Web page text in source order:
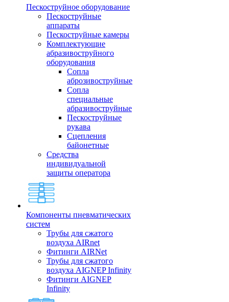
Пескоструйное оборудование
Пескоструйные
аппараты
Пескоструйные камеры
Комплектующие
абразивоструйного
оборудования
Сопла
аброзивоструйные
Сопла
специальные
абразивоструйные
Пескоструйные
рукава
Сцепления
байонетные
Средства
индивидуальной
защиты оператора
Компоненты пневматических
систем
Трубы для сжатого
воздуха AIRnet
Фитинги AIRNet
Трубы для сжатого
воздуха AIGNEP Infinity
Фитинги AIGNEP
Infinity